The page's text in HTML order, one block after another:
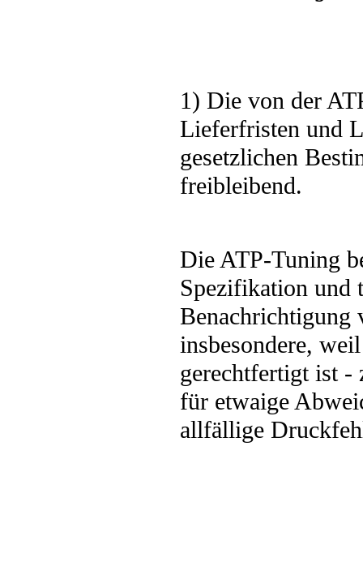
1) Die von der
Lieferfristen und
gesetzlichen
freibleibend.
Die ATP-Tuning
Spezifikation und
Benachrichtigung
insbesondere,
gerechtfertigt ist -
für etwaige
allfällige